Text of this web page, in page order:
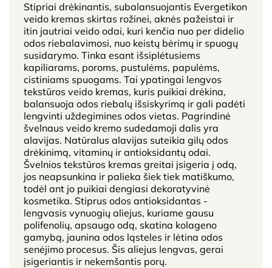
Stipriai drėkinantis, subalansuojantis Evergetikon
veido kremas skirtas rožinei, aknės pažeistai ir
itin jautriai veido odai, kuri kenčia nuo per didelio
odos riebalavimosi, nuo keistų bėrimų ir spuogų
susidarymo. Tinka esant išsiplėtusiems
kapiliarams, poroms, pustulėms, papulėms,
cistiniams spuogams. Tai ypatingai lengvos
tekstūros veido kremas, kuris puikiai drėkina,
balansuoja odos riebalų išsiskyrimą ir gali padėti
lengvinti uždegimines odos vietas. Pagrindinė
švelnaus veido kremo sudedamoji dalis yra
alavijas. Natūralus alavijas suteikia gilų odos
drėkinimą, vitaminų ir antioksidantų odai.
Švelnios tekstūros kremas greitai įsigeria į odą,
jos neapsunkina ir palieka šiek tiek matiškumo,
todėl ant jo puikiai dengiasi dekoratyvinė
kosmetika. Stiprus odos antioksidantas -
lengvasis vynuogių aliejus, kuriame gausu
polifenolių, apsaugo odą, skatina kolageno
gamybą, jaunina odos ląsteles ir lėtina odos
senėjimo procesus. Šis aliejus lengvas, gerai
įsigeriantis ir nekemšantis porų.